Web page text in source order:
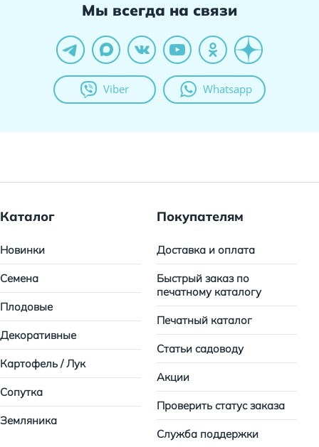
Мы всегда на связи
Viber Whatsapp
Каталог
Новинки
Семена
Плодовые
Декоративные
Картофель / Лук
Сопутка
Земляника
Покупателям
Доставка и оплата
Быстрый заказ по
печатному каталогу
Печатный каталог
Статьи садоводу
Акции
Проверить статус заказа
Служба поддержки